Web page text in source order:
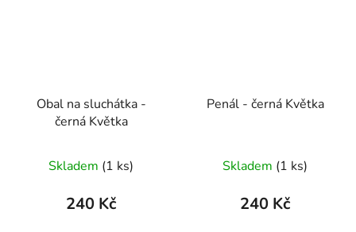
Obal na sluchátka -
černá Květka
Skladem (1 ks)
240 Kč
Penál - černá Květka
Skladem (1 ks)
240 Kč